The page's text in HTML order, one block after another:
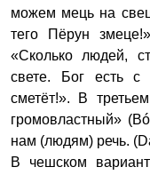
можем мець на
тего Пёрун
«Сколько людей,
свете. Бог есть
сметёт!». В
громовластный»
нам (людям) речь.
В чешском